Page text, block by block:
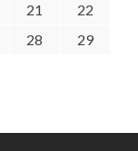
21
22
28
29